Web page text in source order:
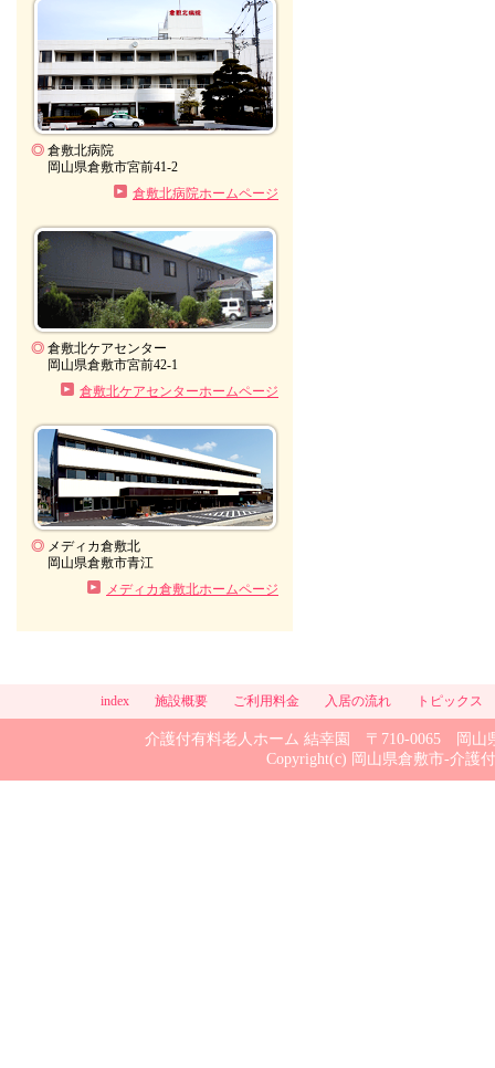
◎ 倉敷北病院
岡山県倉敷市宮前41-2
倉敷北病院ホームページ
◎ 倉敷北ケアセンター
岡山県倉敷市宮前42-1
倉敷北ケアセンターホームページ
◎ メディカ倉敷北
岡山県倉敷市青江
メディカ倉敷北ホームページ
index 施設概要 ご利用料金 入居の流れ トピックス
介護付有料老人ホーム 結幸園 〒710-0065 岡
Copyright(c) 岡山県倉敷市-介護